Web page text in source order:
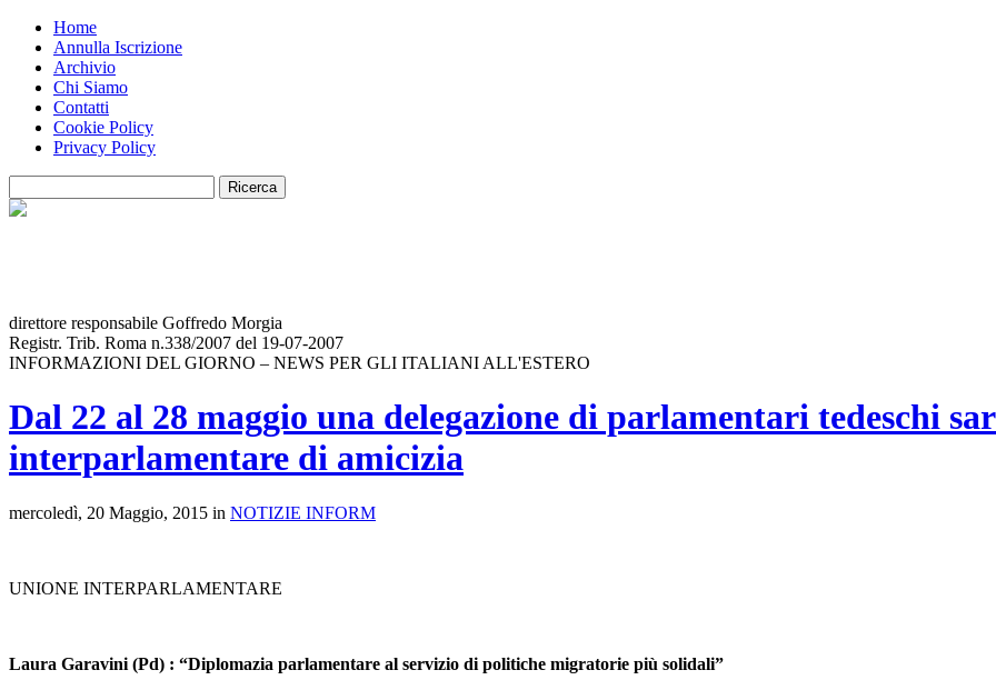
Home
Annulla Iscrizione
Archivio
Chi Siamo
Contatti
Cookie Policy
Privacy Policy
direttore responsabile Goffredo Morgia
Registr. Trib. Roma n.338/2007 del 19-07-2007
INFORMAZIONI DEL GIORNO – NEWS PER GLI ITALIANI ALL'ESTERO
Dal 22 al 28 maggio una delegazione di parlamentari tedeschi
interparlamentare di amicizia
mercoledì, 20 Maggio, 2015 in NOTIZIE INFORM
UNIONE INTERPARLAMENTARE
Laura Garavini (Pd) : “Diplomazia parlamentare al servizio di politiche migratorie più solidali”